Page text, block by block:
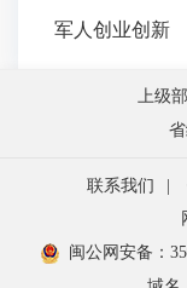
军人创业创新
上级
联系我们
闽公网安备：